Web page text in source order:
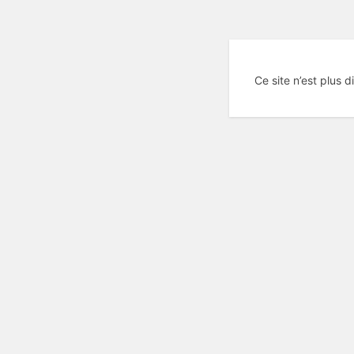
Ce site n’est plus